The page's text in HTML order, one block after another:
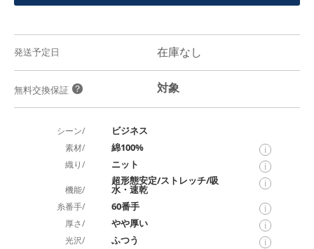
発送予定日 在庫なし
無料交換保証 ？ 対象
シーン/ ビジネス
素材/ 綿100% i
織り/ ニット i
機能/
超形態安定/ストレッチ/吸
水・速乾
i
糸番手/ 60番手 i
厚さ/ やや厚い i
光沢/ ふつう i